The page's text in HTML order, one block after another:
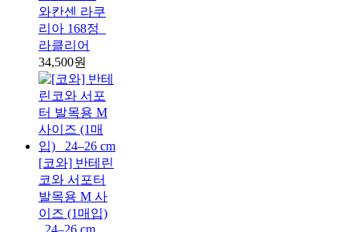
와칸센 라쿠
리아 168정_
라클리어
34,500원
[코와] 반테린
코와 서포터
발목용 M 사
이즈 (1매입)
_24–26 cm